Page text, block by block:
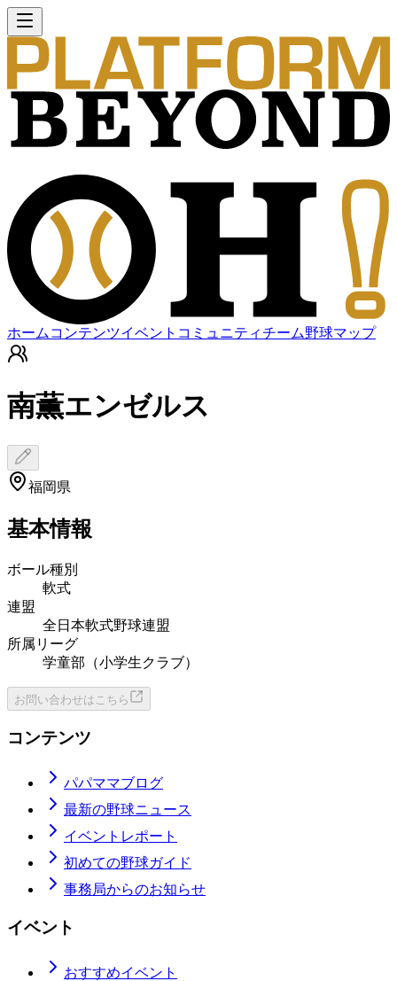
ホーム コンテンツイベント コミュニティチーム野球マップ
南薫エンゼルス
福岡県
基本情報
ボール種別
軟式
連盟
全日本軟式野球連盟
所属リーグ
学童部（小学生クラブ）
お問い合わせはこちら
コンテンツ
パパママブログ
最新の野球ニュース
イベントレポート
初めての野球ガイド
事務局からのお知らせ
イベント
おすすめイベント